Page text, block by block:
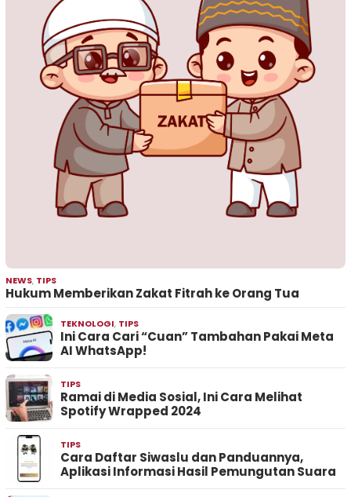
NEWS, TIPS
Hukum Memberikan Zakat Fitrah ke Orang Tua
TEKNOLOGI, TIPS
Ini Cara Cari “Cuan” Tambahan Pakai Meta
AI WhatsApp!
TIPS
Ramai di Media Sosial, Ini Cara Melihat
Spotify Wrapped 2024
TIPS
Cara Daftar Siwaslu dan Panduannya,
Aplikasi Informasi Hasil Pemungutan Suara